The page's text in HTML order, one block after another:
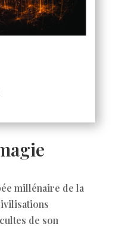
millénaire de la
de son